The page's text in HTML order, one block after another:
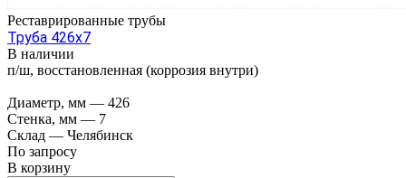
Реставрированные трубы
Труба 426х7
В наличии
п/ш, восстановленная (коррозия внутри)
Диаметр, мм — 426
Стенка, мм — 7
Склад — Челябинск
По запросу
В корзину